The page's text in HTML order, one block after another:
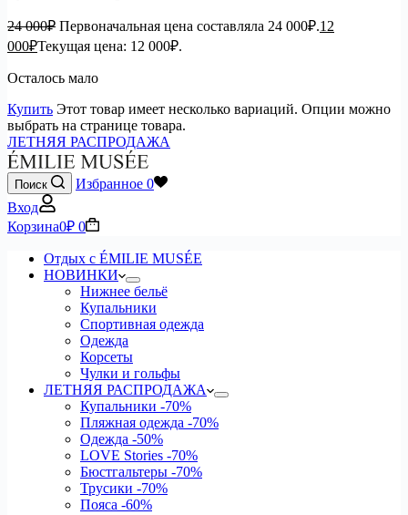
24 000₽ Первоначальная цена составляла 24 000₽.12
000₽Текущая цена: 12 000₽.
Осталось мало
Купить Этот товар имеет несколько вариаций. Опции можно
выбрать на странице товара.
ЛЕТНЯЯ РАСПРОДАЖА
Поиск Избранное 0
Вход
Корзина0₽ 0
Отдых с ÉMILIE MUSÉE
НОВИНКИ
Нижнее бельё
Купальники
Спортивная одежда
Одежда
Корсеты
Чулки и гольфы
ЛЕТНЯЯ РАСПРОДАЖА
Купальники -70%
Пляжная одежда -70%
Одежда -50%
LOVE Stories -70%
Бюстгальтеры -70%
Трусики -70%
Пояса -60%